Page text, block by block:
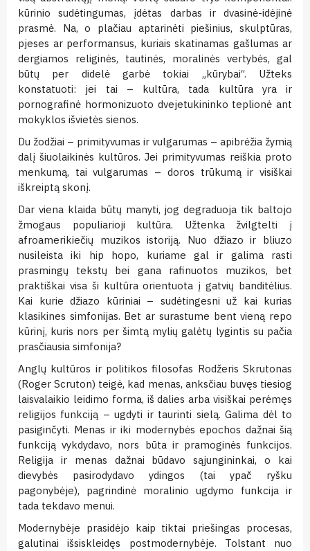
kūrinio sudėtingumas, įdėtas darbas ir dvasinė-idėjinė
prasmė. Na, o plačiau aptarinėti piešinius, skulptūras,
pjeses ar performansus, kuriais skatinamas gašlumas ar
dergiamos religinės, tautinės, moralinės vertybės, gal
būtų per didelė garbė tokiai „kūrybai“. Užteks
konstatuoti: jei tai – kultūra, tada kultūra yra ir
pornografinė hormonizuoto dvejetukininko teplionė ant
mokyklos išvietės sienos.
Du žodžiai – primityvumas ir vulgarumas – apibrėžia žymią
dalį šiuolaikinės kultūros. Jei primityvumas reiškia proto
menkumą, tai vulgarumas – doros trūkumą ir visiškai
iškreiptą skonį.
Dar viena klaida būtų manyti, jog degraduoja tik baltojo
žmogaus populiarioji kultūra. Užtenka žvilgtelti į
afroamerikiečių muzikos istoriją. Nuo džiazo ir bliuzo
nusileista iki hip hopo, kuriame gal ir galima rasti
prasmingų tekstų bei gana rafinuotos muzikos, bet
praktiškai visa ši kultūra orientuota į gatvių banditėlius.
Kai kurie džiazo kūriniai – sudėtingesni už kai kurias
klasikines simfonijas. Bet ar surastume bent vieną repo
kūrinį, kuris nors per šimtą mylių galėtų lygintis su pačia
prasčiausia simfonija?
Anglų kultūros ir politikos filosofas Rodžeris Skrutonas
(Roger Scruton) teigė, kad menas, anksčiau buvęs tiesiog
laisvalaikio leidimo forma, iš dalies arba visiškai perėmęs
religijos funkciją – ugdyti ir taurinti sielą. Galima dėl to
pasiginčyti. Menas ir iki modernybės epochos dažnai šią
funkciją vykdydavo, nors būta ir pramoginės funkcijos.
Religija ir menas dažnai būdavo sąjungininkai, o kai
dievybės pasirodydavo ydingos (tai ypač ryšku
pagonybėje), pagrindinė moralinio ugdymo funkcija ir
tada tekdavo menui.
Modernybėje prasidėjo kaip tiktai priešingas procesas,
galutinai išsiskleidęs postmodernybėje. Tolstant nuo